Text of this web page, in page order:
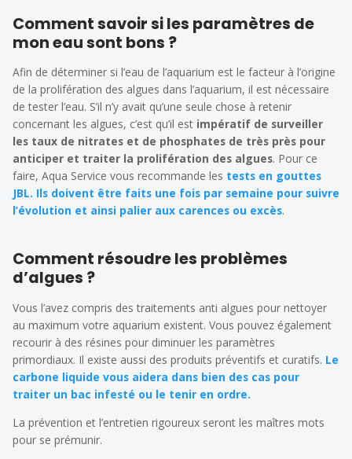
Comment savoir si les paramètres de
mon eau sont bons ?
Afin de déterminer si l’eau de l’aquarium est le facteur à l’origine
de la prolifération des algues dans l’aquarium, il est nécessaire
de tester l’eau. S’il n’y avait qu’une seule chose à retenir
concernant les algues, c’est qu’il est impératif de surveiller
les taux de nitrates et de phosphates de très près pour
anticiper et traiter la prolifération des algues. Pour ce
faire, Aqua Service vous recommande les tests en gouttes
JBL. Ils doivent être faits une fois par semaine pour suivre
l’évolution et ainsi palier aux carences ou excès.
Comment résoudre les problèmes
d’algues ?
Vous l’avez compris des traitements anti algues pour nettoyer
au maximum votre aquarium existent. Vous pouvez également
recourir à des résines pour diminuer les paramètres
primordiaux. Il existe aussi des produits préventifs et curatifs. Le
carbone liquide vous aidera dans bien des cas pour
traiter un bac infesté ou le tenir en ordre.
La prévention et l’entretien rigoureux seront les maîtres mots
pour se prémunir.